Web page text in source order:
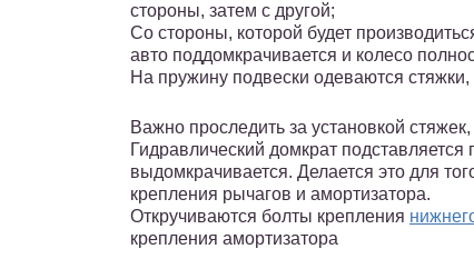
стороны, затем с другой;
Со стороны, которой будет
авто поддомкрачивается и колесо
На пружину подвески одеваются стяжки,
Важно проследить за установкой
Гидравлический домкрат
выдомкрачивается. Делается это для
крепления рычагов и амортизатора.
Откручиваются болты крепления
крепления амортизатора